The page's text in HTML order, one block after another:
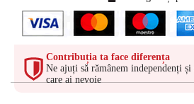
Contribuția ta face diferența
Ne ajuți să rămânem independenți
care ai nevoie